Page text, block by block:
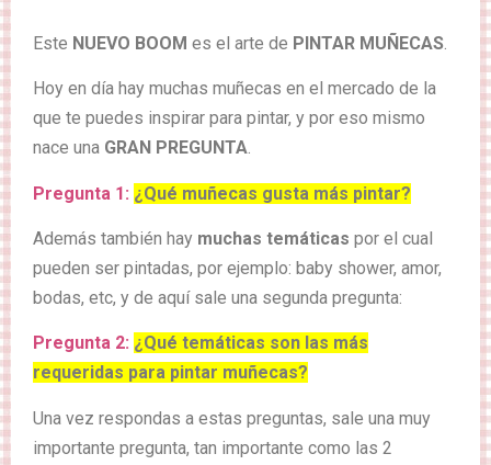
Este NUEVO BOOM es el arte de PINTAR MUÑECAS.
Hoy en día hay muchas muñecas en el mercado de la
que te puedes inspirar para pintar, y por eso mismo
nace una GRAN PREGUNTA.
Pregunta 1: ¿Qué muñecas gusta más pintar?
Además también hay muchas temáticas por el cual
pueden ser pintadas, por ejemplo: baby shower, amor,
bodas, etc, y de aquí sale una segunda pregunta:
Pregunta 2: ¿Qué temáticas son las más
requeridas para pintar muñecas?
Una vez respondas a estas preguntas, sale una muy
importante pregunta, tan importante como las 2